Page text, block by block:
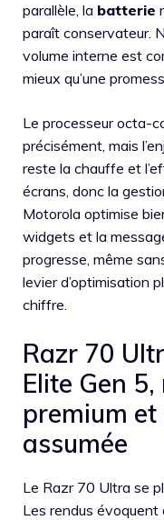
parallèle, la batterie
paraît conservateur.
volume interne est
mieux qu’une
Le processeur octa-
précisément, mais
reste la chauffe et
écrans, donc la
Motorola optimise
widgets et la
progresse, même
levier d’optimisation
chiffre.
Razr 70
Elite Gen
premium
assumée
Le Razr 70 Ultra se
Les rendus